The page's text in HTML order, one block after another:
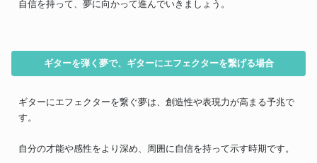
自信を持って、夢に向かって進んでいきましょう。
ギターを弾く夢で、ギターにエフェクターを繋げる場合
ギターにエフェクターを繋ぐ夢は、創造性や表現力が高まる予兆で
す。
自分の才能や感性をより深め、周囲に自信を持って示す時期です。